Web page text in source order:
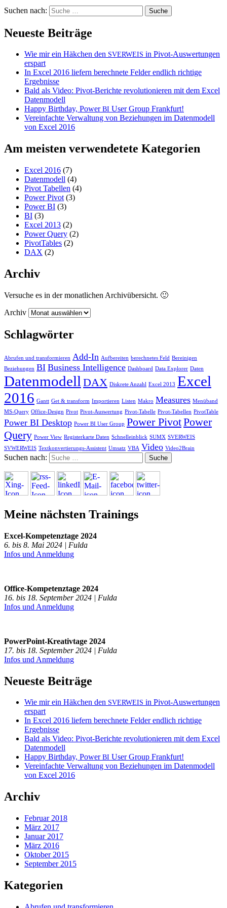
Suchen nach:
Neueste Beiträge
Wie mir ein Häkchen den SVERWEIS in Pivot-Auswertungen
erspart
In Excel 2016 liefern berechnete Felder endlich richtige
Ergebnisse
Bald als Video: Pivot-Berichte revolutionieren mit dem Excel
Datenmodell
Happy Birthday, PowerBI User Group Frankfurt!
Vereinfachte Verwaltung von Beziehungen im Datenmodell
von Excel 2016
Am meisten verwendetete Kategorien
Excel 2016 (7)
Datenmodell (4)
Pivot Tabellen (4)
Power Pivot (3)
Power BI (3)
BI (3)
Excel 2013 (2)
Power Query (2)
PivotTables (2)
DAX (2)
Archiv
Versuche es in der monatlichen Archivübersicht. 🙂
Archiv
Schlagwörter
Abrufen und transformieren Add-In Aufbereiten berechnetes Feld Bereinigen
Beziehungen BI Business Intelligence Dashboard Data Explorer Daten
Datenmodell DAX Diskrete Anzahl Excel 2013 Excel
2016 Gantt Get & transform Importieren Listen Makro Measures Menüband
MS-Query Office-Design Pivot Pivot-Auswertung Pivot-Tabelle Pivot-Tabellen PivotTable
Power BI Desktop Power BI User Group Power PivotPower
Query Power View Registerkarte Daten Schnelleinblick SUMX SVERWEIS
SVWERWEIS Textkonvertierungs-Assistent Umsatz VBA Video Video2Brain
Suchen nach:
Meine nächsten Trainings
Excel-Kompetenztage 2024
6. bis 8. Mai 2024 | Fulda
Infos und Anmeldung
Office-Kompetenztage 2024
16. bis 18. September 2024 | Fulda
Infos und Anmeldung
PowerPoint-Kreativtage 2024
17. bis 18. September 2024 | Fulda
Infos und Anmeldung
Neueste Beiträge
Wie mir ein Häkchen den SVERWEIS in Pivot-Auswertungen
erspart
In Excel 2016 liefern berechnete Felder endlich richtige
Ergebnisse
Bald als Video: Pivot-Berichte revolutionieren mit dem Excel
Datenmodell
Happy Birthday, PowerBI User Group Frankfurt!
Vereinfachte Verwaltung von Beziehungen im Datenmodell
von Excel 2016
Archiv
Februar 2018
März 2017
Januar 2017
März 2016
Oktober 2015
September 2015
Kategorien